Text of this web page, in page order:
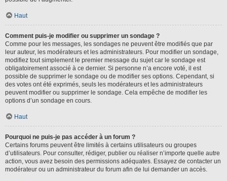
Haut
Comment puis-je modifier ou supprimer un sondage ?
Comme pour les messages, les sondages ne peuvent être modifiés que par
leur auteur, les modérateurs et les administrateurs. Pour modifier un sondage,
modifiez tout simplement le premier message du sujet car le sondage est
obligatoirement associé à ce dernier. Si personne n’a encore voté, il est
possible de supprimer le sondage ou de modifier ses options. Cependant, si
des votes ont été exprimés, seuls les modérateurs et les administrateurs
peuvent modifier ou supprimer le sondage. Cela empêche de modifier les
options d’un sondage en cours.
Haut
Pourquoi ne puis-je pas accéder à un forum ?
Certains forums peuvent être limités à certains utilisateurs ou groupes
d’utilisateurs. Pour consulter, rédiger, publier ou réaliser n’importe quelle autre
action, vous avez besoin des permissions adéquates. Essayez de contacter un
modérateur ou un administrateur du forum afin de lui demander un accès.